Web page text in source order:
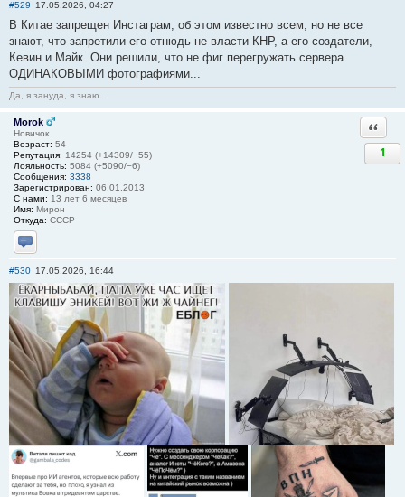
#529 17.05.2026, 04:27
В Китае запрещен Инстаграм, об этом известно всем, но не все
знают, что запретили его отнюдь не власти КНР, а его создатели,
Кевин и Майк. Они решили, что не фиг перегружать сервера
ОДИНАКОВЫМИ фотографиями...
Да, я зануда, я знаю...
Morok
Новичок
Возраст: 54
Репутация: 14254 (+14309/−55)
Лояльность: 5084 (+5090/−6)
Сообщения: 3338
Зарегистрирован: 06.01.2013
С нами: 13 лет 6 месяцев
Имя: Мирон
Откуда: СССР
Отправить личное сообщение
1
#530 17.05.2026, 16:44